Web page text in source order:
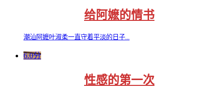
给阿嬷的情书
潮汕阿嬷叶淑柔一直守着平淡的日子...
6.0分
性感的第一次